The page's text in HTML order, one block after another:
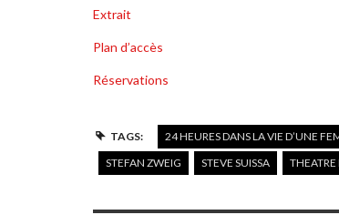
Extrait
Plan d’accès
Réservations
TAGS: 24 HEURES DANS LA VIE D’UNE
STEFAN ZWEIG
STEVE SUISSA